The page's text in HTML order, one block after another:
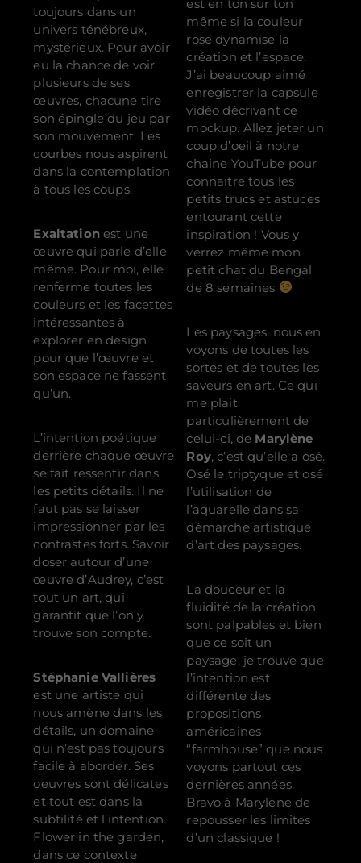
toujours dans un
univers ténébreux,
mystérieux. Pour avoir
eu la chance de voir
plusieurs de ses
œuvres, chacune tire
son épingle du jeu par
son mouvement. Les
courbes nous aspirent
dans la contemplation
à tous les coups.
Exaltation est une
œuvre qui parle d’elle
même. Pour moi, elle
renferme toutes les
couleurs et les facettes
intéressantes à
explorer en design
pour que l’œuvre et
son espace ne fassent
qu’un.
L’intention poétique
derrière chaque œuvre
se fait ressentir dans
les petits détails. Il ne
faut pas se laisser
impressionner par les
contrastes forts. Savoir
doser autour d’une
œuvre d’Audrey, c’est
tout un art, qui
garantit que l’on y
trouve son compte.
Stéphanie Vallières
est une artiste qui
nous amène dans les
détails, un domaine
qui n’est pas toujours
facile à aborder. Ses
oeuvres sont délicates
et tout est dans la
subtilité et l’intention.
Flower in the garden,
dans ce contexte
est en ton sur ton
même si la couleur
rose dynamise la
création et l’espace.
J’ai beaucoup aimé
enregistrer la capsule
vidéo décrivant ce
mockup. Allez jeter un
coup d’oeil à notre
chaine YouTube pour
connaitre tous les
petits trucs et astuces
entourant cette
inspiration ! Vous y
verrez même mon
petit chat du Bengal
de 8 semaines
Les paysages, nous en
voyons de toutes les
sortes et de toutes les
saveurs en art. Ce qui
me plait
particulièrement de
celui-ci, de Marylène
Roy, c’est qu’elle a osé.
Osé le triptyque et osé
l’utilisation de
l’aquarelle dans sa
démarche artistique
d’art des paysages.
La douceur et la
fluidité de la création
sont palpables et bien
que ce soit un
paysage, je trouve que
l’intention est
différente des
propositions
américaines
“farmhouse” que nous
voyons partout ces
dernières années.
Bravo à Marylène de
repousser les limites
d’un classique !